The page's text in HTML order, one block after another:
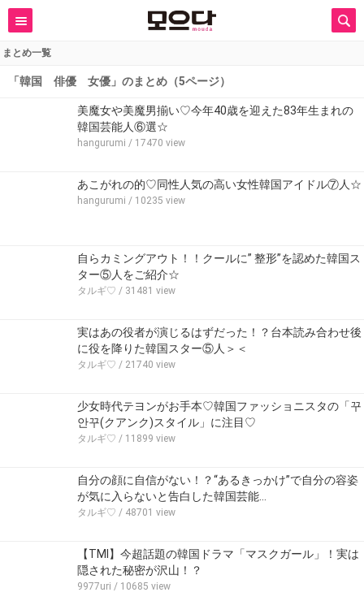
まとめ一覧
「韓国 俳優 女優」のまとめ（5ページ）
美魔女や美魔男揃い♡今年40歳を迎えた83年生まれの
韓国芸能人⑥選☆
hangurumi / 17470 view
あこがれの的♡同性人気の高い女性韓国アイドル⑦人☆
hangurumi / 10235 view
自らカミングアウト！！クールに” 整形”を認めた韓国ス
ター⑤人をご紹介☆
タルギ♡ / 31481 view
実はあの役者が演じるはずだった！？台本読み合わせ後
に役を降りた韓国スター⑤人＞＜
タルギ♡ / 21740 view
少女時代テヨンがお手本♡韓国ファッショニスタの「꾸
안꾸(クアンク)スタイル」に注目♡
タルギ♡ / 11899 view
自分の顔に自信がない！？“あるきっかけ”で自分の容姿
が気に入らないと告白した韓国芸能…
タルギ♡ / 48701 view
【TMI】今超話題の韓国ドラマ「マスクガール」！実は
隠された秘密が沢山！？
9977uri / 10685 view